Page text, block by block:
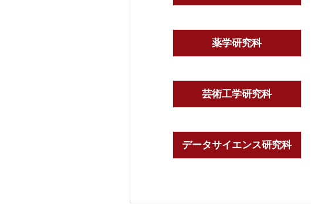
薬学研究科
芸術工学研究科
データサイエンス研究科